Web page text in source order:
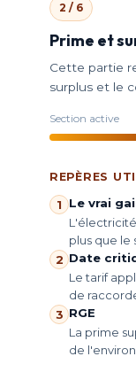
2 / 6
Prime et
Cette partie
surplus et le
Section active
REPÈRES
1
Le vrai
plus que le
2 Date
Le tarif
de
3 RGE
La prime
de